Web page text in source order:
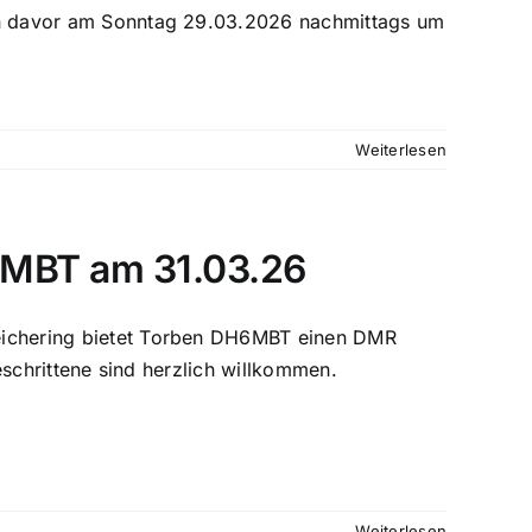
am Sonntag 29.03.2026 nachmittags um
Weiterlesen
am 31.03.26
bietet Torben DH6MBT einen DMR
sind herzlich willkommen.